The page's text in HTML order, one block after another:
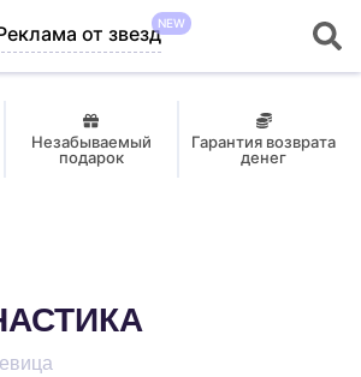
от звездNEW
Незабываемый
подарок
Гарантия возврата
денег